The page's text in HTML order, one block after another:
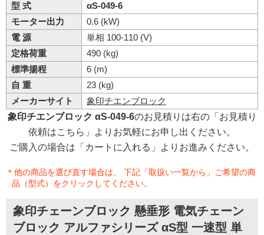
型 式
αS-049-6
モーター出力
0.6 (kW)
電 源
単相 100-110 (V)
定格荷重
490 (kg)
標準揚程
6 (m)
自 重
23 (kg)
メーカーサイト
象印チエンブロック
象印チエンブロック αS-049-6のお見積りは右の「お見積り
依頼はこちら」よりお気軽にお申し出ください。
ご購入の場合は「カートに入れる」よりお進みください。
＊他の商品を選び直す場合は、 下記「取扱い一覧から」ご希望の商
品（型式）をクリックしてください。
象印チェーンブロック 懸垂形 電気チェーン
ブロック アルファシリーズ αS型 一速型 単